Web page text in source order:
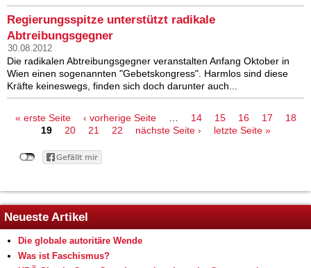
Regierungsspitze unterstützt radikale
Abtreibungsgegner
30.08.2012
Die radikalen Abtreibungsgegner veranstalten Anfang Oktober in
Wien einen sogenannten "Gebetskongress". Harmlos sind diese
Kräfte keineswegs, finden sich doch darunter auch...
Seiten
« erste Seite ‹ vorherige Seite … 14 15 16 17
18
19
20 21 22 nächste Seite › letzte Seite »
Neueste Artikel
Die globale autoritäre Wende
Was ist Faschismus?